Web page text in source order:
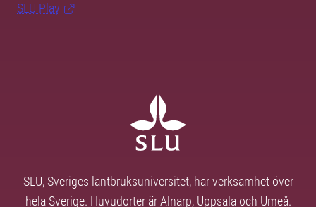
SLU Play
SLU, Sveriges lantbruksuniversitet, har verksamhet över
hela Sverige. Huvudorter är Alnarp, Uppsala och Umeå.